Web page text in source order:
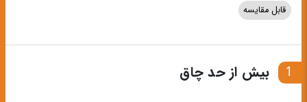
قابل مقایسه
1 بیش از حد چاق